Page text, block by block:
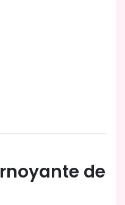
de